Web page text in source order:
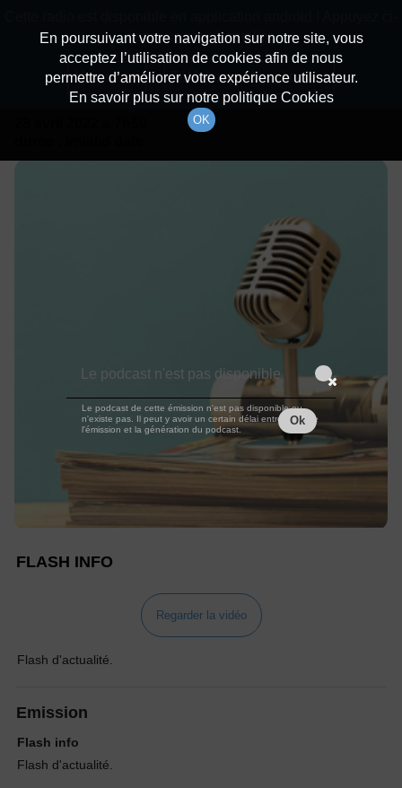
Détails De L'émission
FLASH INFO
Regarder la vidéo
Flash d'actualité.
Emission
Flash info
Flash d'actualité.
En poursuivant votre navigation sur notre site, vous
acceptez l’utilisation de cookies afin de nous
permettre d’améliorer votre expérience utilisateur.
En savoir plus sur notre politique Cookies
OK
dessous pour l'installer.
Non merci Télécharger l'application
Le podcast n'est pas disponible
Le podcast de cette émission n'est pas disponible ou
n'existe pas. Il peut y avoir un certain délai entre la fin de
l'émission et la génération du podcast.
Ok